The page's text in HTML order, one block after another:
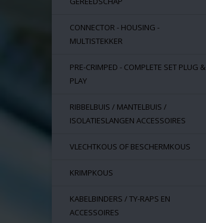
CONNECTOR - HOUSING -
MULTISTEKKER
PRE-CRIMPED - COMPLETE SET PLUG &
PLAY
RIBBELBUIS / MANTELBUIS /
ISOLATIESLANGEN ACCESSOIRES
VLECHTKOUS OF BESCHERMKOUS
KRIMPKOUS
KABELBINDERS / TY-RAPS EN
ACCESSOIRES